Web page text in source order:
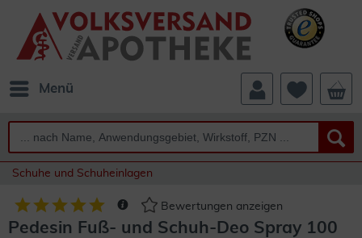
Menü
Schuhe und Schuheinlagen
Bewertungen anzeigen
Pedesin Fuß- und Schuh-Deo Spray 100